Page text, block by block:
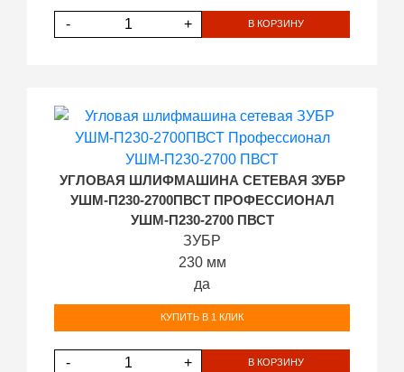
- + В КОРЗИНУ
УГЛОВАЯ ШЛИФМАШИНА СЕТЕВАЯ ЗУБР
УШМ-П230-2700ПВСТ ПРОФЕССИОНАЛ
УШМ-П230-2700 ПВСТ
ЗУБР
230 мм
да
КУПИТЬ В 1 КЛИК
- + В КОРЗИНУ